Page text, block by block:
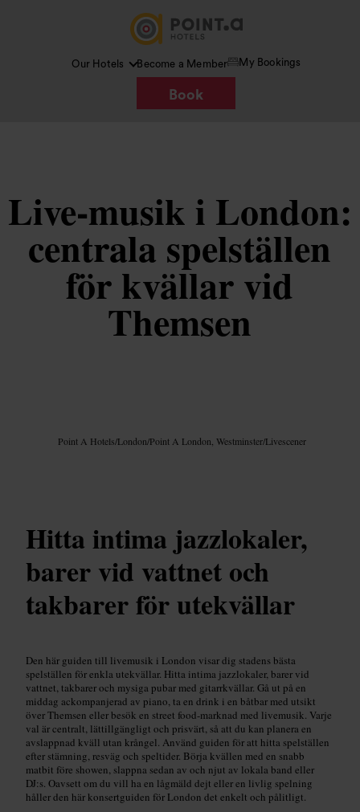
Our Hotels Become a Member My Bookings
Book
Live-musik i London:
centrala spelställen
för kvällar vid
Themsen
Point A Hotels/London/Point A London, Westminster/Livescener
Hitta intima jazzlokaler,
barer vid vattnet och
takbarer för utekvällar
Den här guiden till livemusik i London visar dig stadens bästa
spelställen för enkla utekvällar. Hitta intima jazzlokaler, barer vid
vattnet, takbarer och mysiga pubar med gitarrkvällar. Gå ut på en
middag ackompanjerad av piano, ta en drink i en båtbar med utsikt
över Themsen eller besök en street food-marknad med livemusik. Varje
val är centralt, lättillgängligt och prisvärt, så att du kan planera en
avslappnad kväll utan krångel. Använd guiden för att hitta spelställen
efter stämning, resväg och speltider. Börja kvällen med en snabb
matbit före showen, slappna sedan av och njut av lokala band eller
DJ:s. Oavsett om du vill ha en lågmäld dejt eller en livlig spelning
håller den här konsertguiden för London det enkelt och pålitligt.